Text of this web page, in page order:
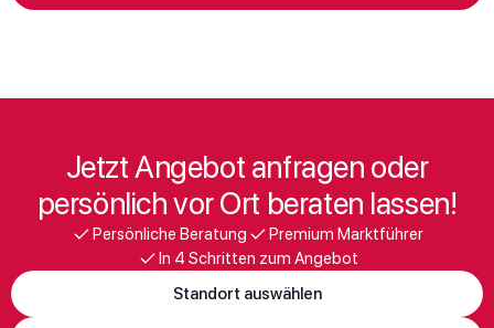
Jetzt Angebot anfragen oder
persönlich vor Ort beraten lassen!
Persönliche Beratung
Premium Marktführer
In 4 Schritten zum Angebot
Standort auswählen